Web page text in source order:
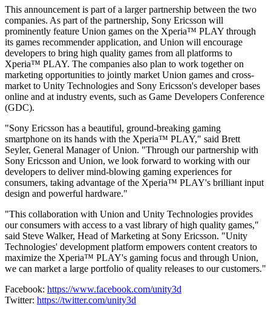
This announcement is part of a larger partnership between the two
companies. As part of the partnership, Sony Ericsson will
prominently feature Union games on the Xperia™ PLAY through
its games recommender application, and Union will encourage
developers to bring high quality games from all platforms to
Xperia™ PLAY. The companies also plan to work together on
marketing opportunities to jointly market Union games and cross-
market to Unity Technologies and Sony Ericsson's developer bases
online and at industry events, such as Game Developers Conference
(GDC).
"Sony Ericsson has a beautiful, ground-breaking gaming
smartphone on its hands with the Xperia™ PLAY," said Brett
Seyler, General Manager of Union. "Through our partnership with
Sony Ericsson and Union, we look forward to working with our
developers to deliver mind-blowing gaming experiences for
consumers, taking advantage of the Xperia™ PLAY's brilliant input
design and powerful hardware."
"This collaboration with Union and Unity Technologies provides
our consumers with access to a vast library of high quality games,"
said Steve Walker, Head of Marketing at Sony Ericsson. "Unity
Technologies' development platform empowers content creators to
maximize the Xperia™ PLAY's gaming focus and through Union,
we can market a large portfolio of quality releases to our customers."
Facebook: https://www.facebook.com/unity3d
Twitter: https://twitter.com/unity3d